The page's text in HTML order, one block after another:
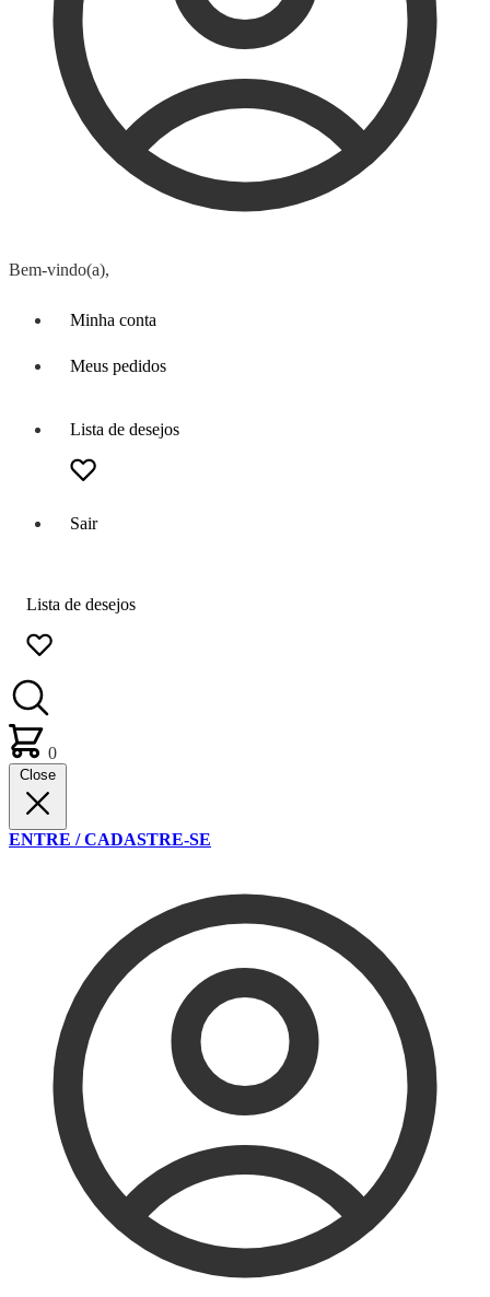
Bem-vindo(a),
Minha conta
Meus pedidos
Lista de desejos
Sair
Lista de desejos
0
Close
ENTRE / CADASTRE-SE